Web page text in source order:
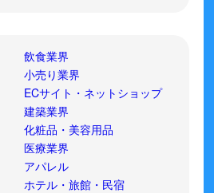
飲食業界
小売り業界
ECサイト・ネットショップ
建築業界
化粧品・美容用品
医療業界
アパレル
ホテル・旅館・民宿